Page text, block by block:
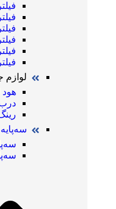
فیلتر UV
فیلتر ND
لوازم
هود
درب